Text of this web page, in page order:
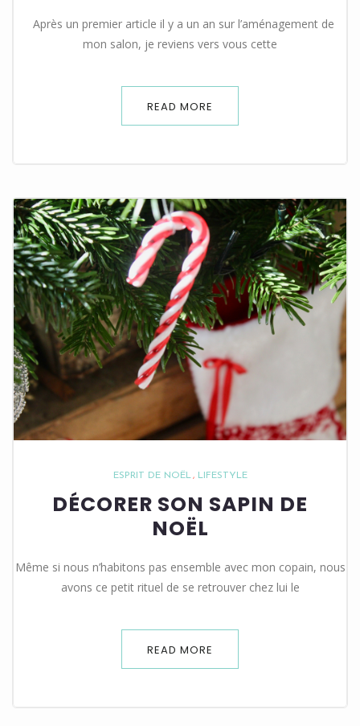
Après un premier article il y a un an sur l’aménagement de
mon salon, je reviens vers vous cette
READ MORE
ESPRIT DE NOËL LIFESTYLE
DÉCORER SON SAPIN DE
NOËL
Même si nous n’habitons pas ensemble avec mon copain, nous
avons ce petit rituel de se retrouver chez lui le
READ MORE